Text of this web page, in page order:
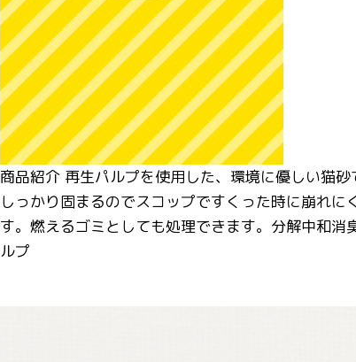
商品紹介 再生パルプを使用した、環境に優しい猫
しっかり固まるのでスコップですくった時に崩れ
す。燃えるゴミとしても処理できます。分解中和
ルプ